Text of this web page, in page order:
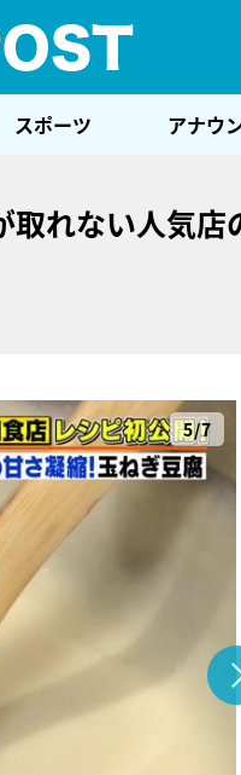
スポーツ アナウ
取れない人気店
5/7
『アイ＝ラブ！げーみん
E齋藤樹愛羅＆佐々木舞